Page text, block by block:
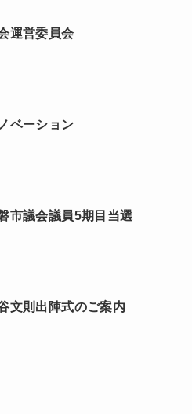
運営委員会
ベーション
市議会議員5期目当選
文則出陣式のご案内